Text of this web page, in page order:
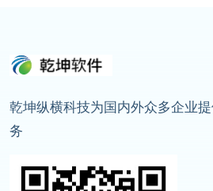
乾坤纵横科技为国内外众多企业
务